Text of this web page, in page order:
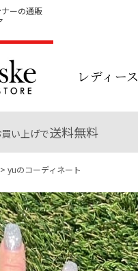
ーの通販
レディース
い上げで送料無料
yuのコーディネート